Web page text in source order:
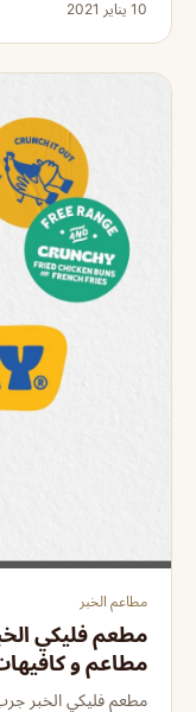
10 يناير 2021
مطاعم الخبر
مطعم فليكي
مطاعم و
مطعم فليكي الخبر